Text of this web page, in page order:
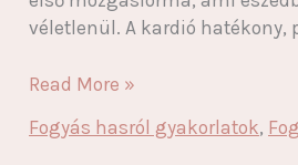
véletlenül. A kardió hatékony,
Fogyás
így
Read More »
Fogyás hasról gyakorlatok,